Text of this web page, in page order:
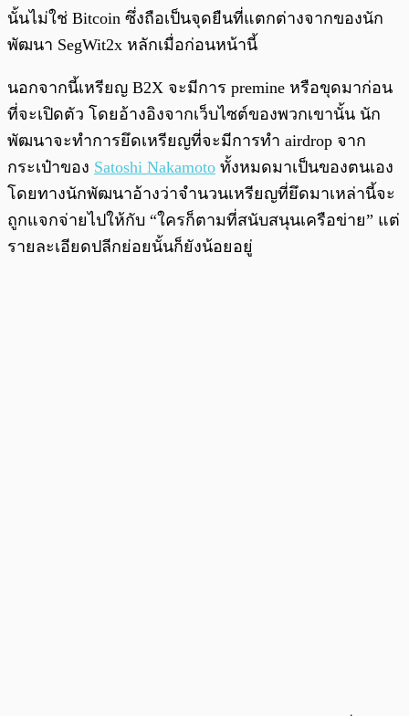
นั้นไม่ใช่ Bitcoin ซึ่งถือเป็นจุดยืนที่แตกต่างจากของนัก
พัฒนา SegWit2x หลักเมื่อก่อนหน้านี้
นอกจากนี้เหรียญ B2X จะมีการ premine หรือขุดมาก่อน
ที่จะเปิดตัว โดยอ้างอิงจากเว็บไซต์ของพวกเขานั้น นัก
พัฒนาจะทำการยึดเหรียญที่จะมีการทำ airdrop จาก
กระเป๋าของ Satoshi Nakamoto ทั้งหมดมาเป็นของตนเอง
โดยทางนักพัฒนาอ้างว่าจำนวนเหรียญที่ยึดมาเหล่านี้จะ
ถูกแจกจ่ายไปให้กับ “ใครก็ตามที่สนับสนุนเครือข่าย” แต่
รายละเอียดปลีกย่อยนั้นก็ยังน้อยอยู่